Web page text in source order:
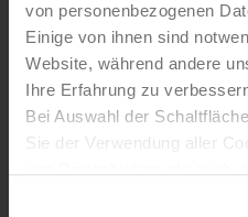
von personenbezogenen
Einige von ihnen sind
Website, während andere
Ihre Erfahrung zu
Bei Auswahl der Schaltfläche
Sie der Verwendung aller
In­vest­itionen
lauf­wirt­schaft in der Re­gion.